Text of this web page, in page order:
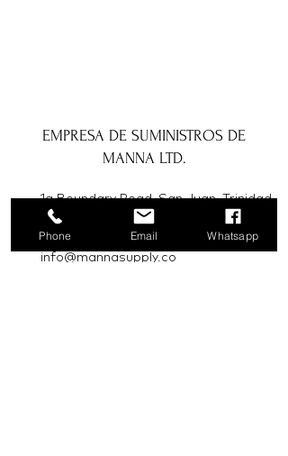
EMPRESA DE SUMINISTROS DE
MANNA LTD.
1a Boundary Road, San Juan, Trinidad
y Tobago
info@mannasupply.co
Phone Email Whatsapp